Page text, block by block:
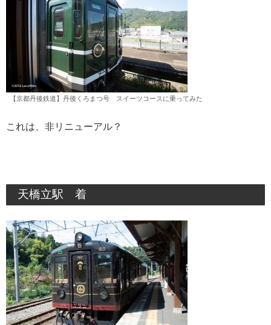
【京都丹後鉄道】丹後くろまつ号 スイーツコースに乗ってみた
これは、非リニューアル？
天橋立駅 着